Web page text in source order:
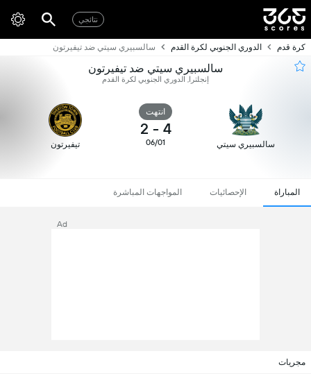
نتائجي
كرة قدم الدوري الجنوبي لكرة القدم سالسبيري سيتي ضد تيفيرتون
سالسبيري سيتي ضد تيفيرتون
إنجلترا, الدوري الجنوبي لكرة القدم
سالسبيري سيتي
انتهت
4
-
2
06/01 تيفيرتون
المباراة الإحصائيات المواجهات المباشرة
Ad
مجريات